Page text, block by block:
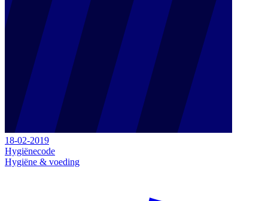
18-02-2019
Hygiënecode
Hygiëne & voeding